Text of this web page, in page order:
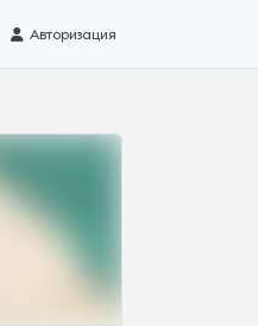
Авторизация